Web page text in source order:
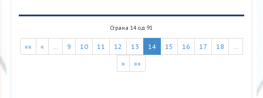
Страна 14 од 91
«« « 9 10 11 12 13 14 15 16 17 18
»
»»